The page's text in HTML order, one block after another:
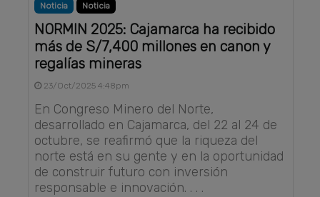
Noticia Noticia
NORMIN 2025: Cajamarca ha recibido
más de S/7,400 millones en canon y
regalías mineras
23/Oct/2025 4:48pm
En Congreso Minero del Norte,
desarrollado en Cajamarca, del 22 al 24 de
octubre, se reafirmó que la riqueza del
norte está en su gente y en la oportunidad
de construir futuro con inversión
responsable e innovación. . . .